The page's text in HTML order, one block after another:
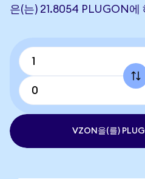
은(는) 21.8054 PLUGON에
VZON을(를)